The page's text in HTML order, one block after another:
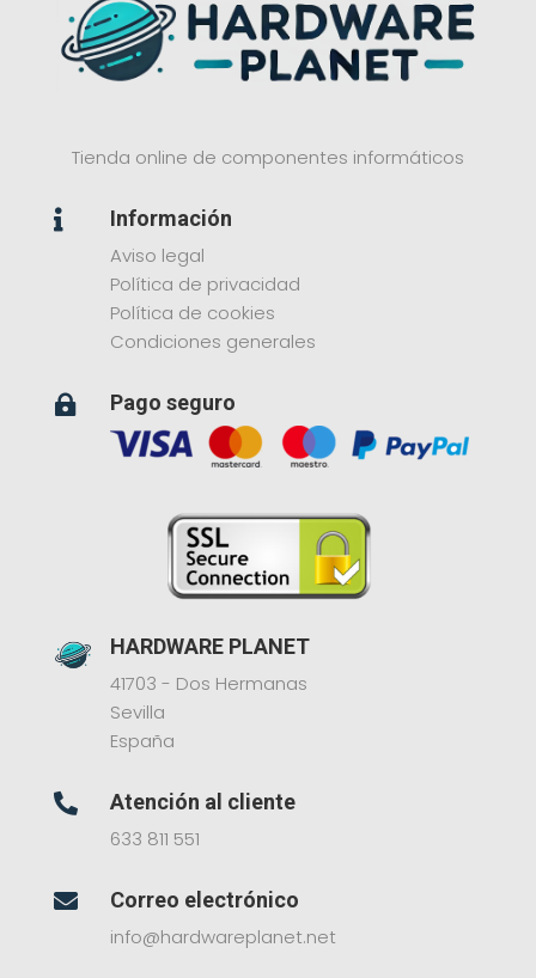
Tienda online de componentes informáticos

Información
Aviso legal
Política de privacidad
Política de cookies
Condiciones generales
 Pago seguro
HARDWARE PLANET
41703 - Dos Hermanas
Sevilla
España

Atención al cliente
633 811 551

Correo electrónico
info@hardwareplanet.net